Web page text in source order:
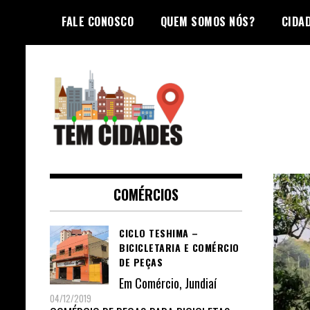
content
FALE CONOSCO QUEM SOMOS NÓS?
TEM CIDADES
COMÉRCIOS
CICLO TESHIMA –
BICICLETARIA E COMÉRCIO
DE PEÇAS
Em Comércio, Jundiaí
04/12/2019